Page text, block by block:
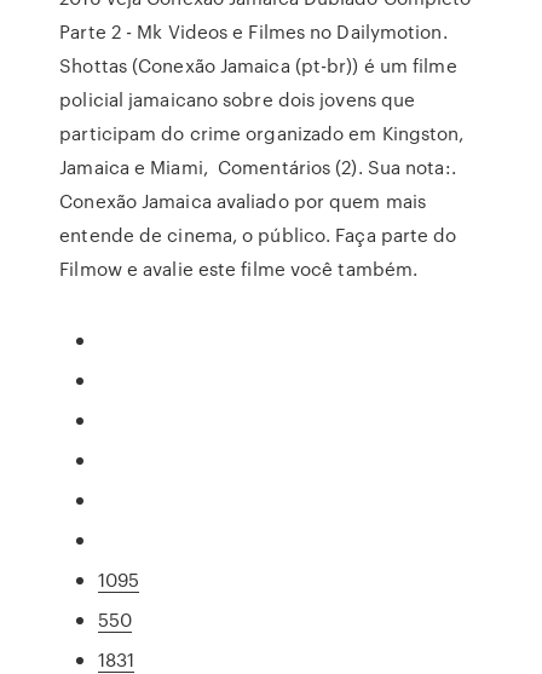
Parte 2 - Mk Videos e Filmes no Dailymotion.
Shottas (Conexão Jamaica (pt-br)) é um filme
policial jamaicano sobre dois jovens que
participam do crime organizado em Kingston,
Jamaica e Miami, Comentários (2). Sua nota:.
Conexão Jamaica avaliado por quem mais
entende de cinema, o público. Faça parte do
Filmow e avalie este filme você também.
1095
550
1831